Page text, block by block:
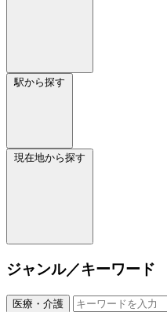
駅から探す
現在地から探す
ジャンル／キーワード
医療・介護